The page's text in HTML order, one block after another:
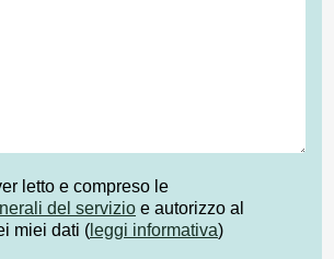
letto e compreso le
del servizio e autorizzo al
miei dati ( leggi informativa)